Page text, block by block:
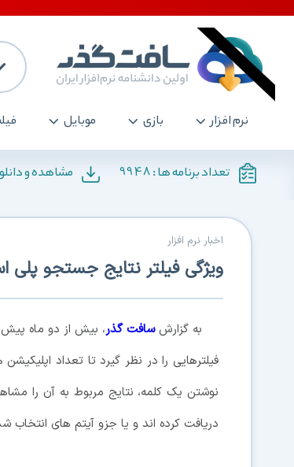
نرم افزار بازی موبایل
تعداد برنامه ها :9948 مشاهده و
اخبار نرم افزار
ویژگی فیلتر نتایج جستجو پلی
به گزارش سافت گذر، بیش از دو ماه
فیلترهایی را در نظر گیرد تا تعداد
دریافت کرده اند و یا جزو آیتم های